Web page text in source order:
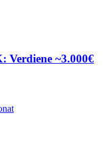
Verdiene ~3.000€